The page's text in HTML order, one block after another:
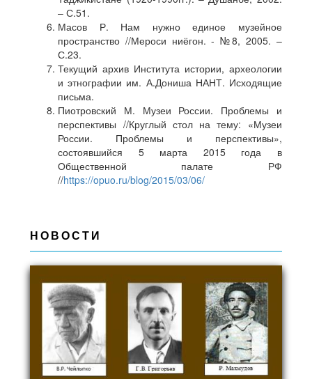
– С.51.
Масов Р. Нам нужно единое музейное
пространство //Мероси ниёгон. - №8, 2005. –
С.23.
Текущий архив Института истории, археологии
и этнографии им. А.Дониша НАНТ. Исходящие
письма.
Пиотровский М. Музеи России. Проблемы и
перспективы //Круглый стол на тему: «Музеи
России. Проблемы и перспективы»,
состоявшийся 5 марта 2015 года в
Общественной палате РФ
//https://opuo.ru/blog/2015/03/06/
НОВОСТИ